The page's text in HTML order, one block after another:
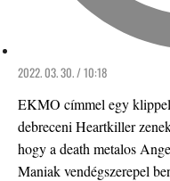
2022. 03. 30. / 10:18
EKMO címmel egy
debreceni Heartkiller
hogy a death metalos
Maniak vendégszerepel